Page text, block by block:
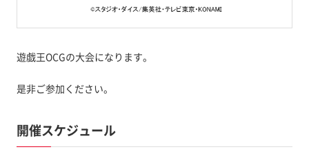
遊戯王OCGの大会になります。
是非ご参加ください。
開催スケジュール